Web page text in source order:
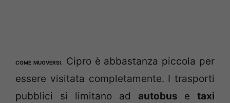
COME MUOVERSI.
Cipro è abbastanza piccola per
essere visitata completamente. I trasporti
pubblici si limitano ad autobus e taxi